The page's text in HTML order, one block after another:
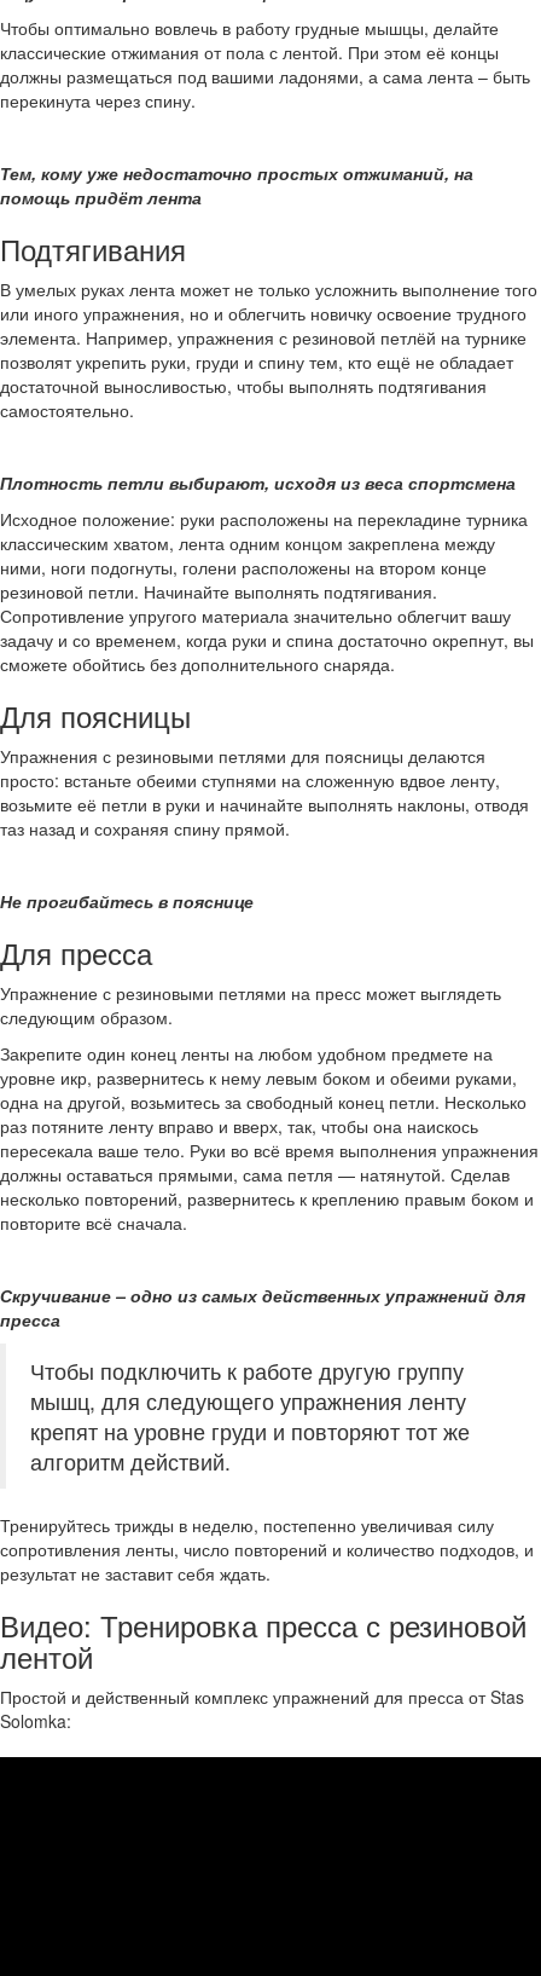
Чтобы оптимально вовлечь в работу грудные мышцы, делайте
классические отжимания от пола с лентой. При этом её концы
должны размещаться под вашими ладонями, а сама лента – быть
перекинута через спину.
Тем, кому уже недостаточно простых отжиманий, на
помощь придёт лента
Подтягивания
В умелых руках лента может не только усложнить выполнение того
или иного упражнения, но и облегчить новичку освоение трудного
элемента. Например, упражнения с резиновой петлёй на турнике
позволят укрепить руки, груди и спину тем, кто ещё не обладает
достаточной выносливостью, чтобы выполнять подтягивания
самостоятельно.
Плотность петли выбирают, исходя из веса спортсмена
Исходное положение: руки расположены на перекладине турника
классическим хватом, лента одним концом закреплена между
ними, ноги подогнуты, голени расположены на втором конце
резиновой петли. Начинайте выполнять подтягивания.
Сопротивление упругого материала значительно облегчит вашу
задачу и со временем, когда руки и спина достаточно окрепнут, вы
сможете обойтись без дополнительного снаряда.
Для поясницы
Упражнения с резиновыми петлями для поясницы делаются
просто: встаньте обеими ступнями на сложенную вдвое ленту,
возьмите её петли в руки и начинайте выполнять наклоны, отводя
таз назад и сохраняя спину прямой.
Не прогибайтесь в пояснице
Для пресса
Упражнение с резиновыми петлями на пресс может выглядеть
следующим образом.
Закрепите один конец ленты на любом удобном предмете на
уровне икр, развернитесь к нему левым боком и обеими руками,
одна на другой, возьмитесь за свободный конец петли. Несколько
раз потяните ленту вправо и вверх, так, чтобы она наискось
пересекала ваше тело. Руки во всё время выполнения упражнения
должны оставаться прямыми, сама петля — натянутой. Сделав
несколько повторений, развернитесь к креплению правым боком и
повторите всё сначала.
Скручивание – одно из самых действенных упражнений для
пресса
Чтобы подключить к работе другую группу
мышц, для следующего упражнения ленту
крепят на уровне груди и повторяют тот же
алгоритм действий.
Тренируйтесь трижды в неделю, постепенно увеличивая силу
сопротивления ленты, число повторений и количество подходов, и
результат не заставит себя ждать.
Видео: Тренировка пресса с резиновой
лентой
Простой и действенный комплекс упражнений для пресса от Stas
Solomka: